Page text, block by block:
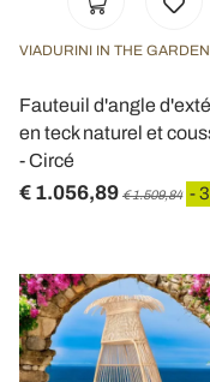
VIADURINI IN THE GARDEN
Fauteuil d'angle
en teck naturel et
- Circé
€ 1.056,89 € 1.509,84 -